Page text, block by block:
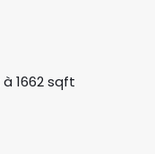
à 1662sqft